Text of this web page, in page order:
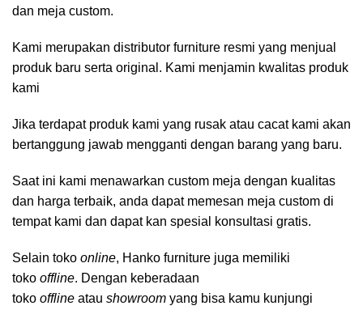
dan meja custom.
Kami merupakan distributor furniture resmi yang menjual
produk baru serta original. Kami menjamin kwalitas produk
kami
Jika terdapat produk kami yang rusak atau cacat kami akan
bertanggung jawab mengganti dengan barang yang baru.
Saat ini kami menawarkan custom meja dengan kualitas
dan harga terbaik, anda dapat memesan meja custom di
tempat kami dan dapat kan spesial konsultasi gratis.
Selain toko online, Hanko furniture juga memiliki
toko offline. Dengan keberadaan
toko offline atau showroom yang bisa kamu kunjungi